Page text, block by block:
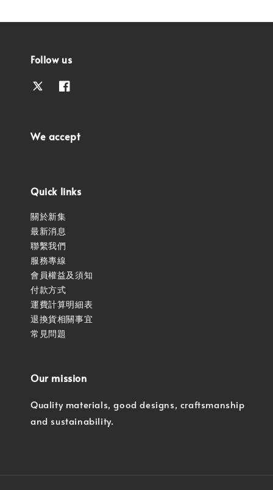
Follow us
We accept
Quick links
關於新集
最新消息
聯繫我們
服務專線
會員權益及須知
付款方式
運費計算明細表
退換貨相關事宜
常見問題
Our mission
Quality materials, good designs, craftsmanship
and sustainability.